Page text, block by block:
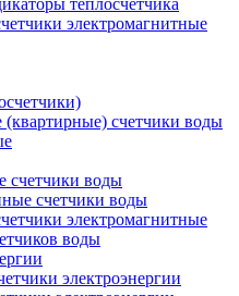
теплосчетчика
электромагнитные
счетчики воды
счетчики воды
счетчики воды
электромагнитные
воды
электроэнергии